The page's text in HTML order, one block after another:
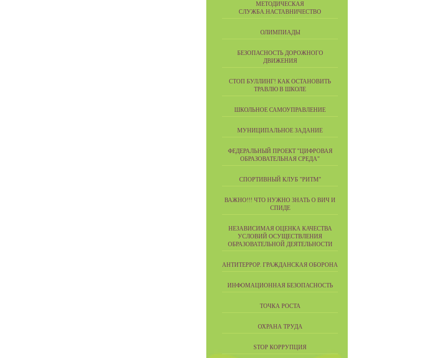
МЕТОДИЧЕСКАЯ
СЛУЖБА.НАСТАВНИЧЕСТВО
ОЛИМПИАДЫ
БЕЗОПАСНОСТЬ ДОРОЖНОГО
ДВИЖЕНИЯ
СТОП БУЛЛИНГ! КАК ОСТАНОВИТЬ
ТРАВЛЮ В ШКОЛЕ
ШКОЛЬНОЕ САМОУПРАВЛЕНИЕ
МУНИЦИПАЛЬНОЕ ЗАДАНИЕ
ФЕДЕРАЛЬНЫЙ ПРОЕКТ "ЦИФРОВАЯ
ОБРАЗОВАТЕЛЬНАЯ СРЕДА"
СПОРТИВНЫЙ КЛУБ "РИТМ"
ВАЖНО!!! ЧТО НУЖНО ЗНАТЬ О ВИЧ И
СПИДЕ
НЕЗАВИСИМАЯ ОЦЕНКА КАЧЕСТВА
УСЛОВИЙ ОСУЩЕСТВЛЕНИЯ
ОБРАЗОВАТЕЛЬНОЙ ДЕЯТЕЛЬНОСТИ
АНТИТЕРРОР. ГРАЖДАНСКАЯ ОБОРОНА
ИНФОМАЦИОННАЯ БЕЗОПАСНОСТЬ
ТОЧКА РОСТА
ОХРАНА ТРУДА
STOP КОРРУПЦИЯ